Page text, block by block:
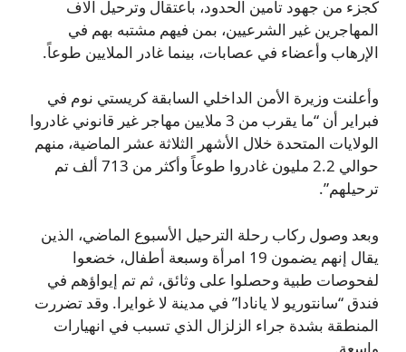
كجزء من جهود تأمين الحدود، باعتقال وترحيل آلاف
المهاجرين غير الشرعيين، بمن فيهم مشتبه بهم في
الإرهاب وأعضاء في عصابات، بينما غادر الملايين طوعاً.
وأعلنت وزيرة الأمن الداخلي السابقة كريستي نوم في
فبراير أن “ما يقرب من 3 ملايين مهاجر غير قانوني غادروا
الولايات المتحدة خلال الأشهر الثلاثة عشر الماضية، منهم
حوالي 2.2 مليون غادروا طوعاً وأكثر من 713 ألف تم
ترحيلهم”.
وبعد وصول ركاب رحلة الترحيل الأسبوع الماضي، الذين
يقال إنهم يضمون 19 امرأة وسبعة أطفال، خضعوا
لفحوصات طبية وحصلوا على وثائق، ثم تم إيواؤهم في
فندق “سانتوريو لا يانادا” في مدينة لا غوايرا. وقد تضررت
المنطقة بشدة جراء الزلزال الذي تسبب في انهيارات
واسعة.